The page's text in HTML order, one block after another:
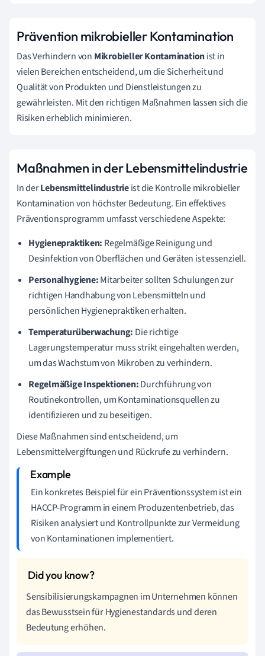
Prävention mikrobieller Kontamination
Das Verhindern von Mikrobieller Kontaminationist in
vielen Bereichen entscheidend, um die Sicherheit und
Qualität von Produkten und Dienstleistungen zu
gewährleisten. Mit den richtigen Maßnahmen lassen sich die
Risiken erheblich minimieren.
Maßnahmen in der Lebensmittelindustrie
In derLebensmittelindustrieist die Kontrolle mikrobieller
Kontamination von höchster Bedeutung. Ein effektives
Präventionsprogramm umfasst verschiedene Aspekte:
Hygienepraktiken: Regelmäßige Reinigung und
Desinfektion von Oberflächen und Geräten ist essenziell.
Personalhygiene:Mitarbeiter sollten Schulungen zur
richtigen Handhabung von Lebensmitteln und
persönlichen Hygienepraktiken erhalten.
Temperaturüberwachung: Die richtige
Lagerungstemperatur muss strikt eingehalten werden,
um das Wachstum von Mikroben zu verhindern.
Regelmäßige Inspektionen:Durchführung von
Routinekontrollen, um Kontaminationsquellen zu
identifizieren und zu beseitigen.
Diese Maßnahmen sind entscheidend, um
Lebensmittelvergiftungen und Rückrufe zu verhindern.
Ein konkretes Beispiel für ein Präventionssystem ist ein
HACCP-Programm in einem Produzentenbetrieb, das
Risiken analysiert und Kontrollpunkte zur Vermeidung
von Kontaminationen implementiert.
Sensibilisierungskampagnen im Unternehmen können
das Bewusstsein für Hygienestandards und deren
Bedeutung erhöhen.